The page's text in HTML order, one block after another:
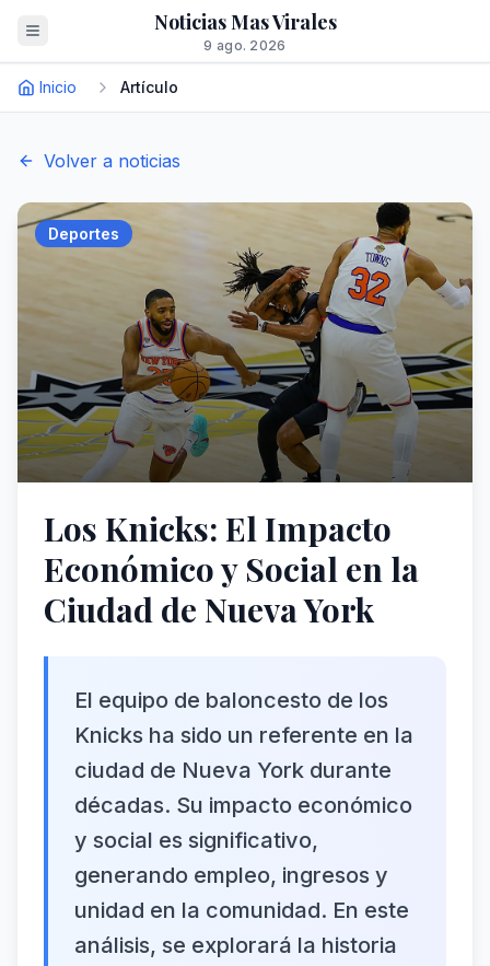
Noticias Mas Virales
9 ago. 2026
Inicio Artículo
Volver a noticias
Deportes
Los Knicks: El Impacto
Económico y Social en la
Ciudad de Nueva York
El equipo de baloncesto de los
Knicks ha sido un referente en la
ciudad de Nueva York durante
décadas. Su impacto económico
y social es significativo,
generando empleo, ingresos y
unidad en la comunidad. En este
análisis, se explorará la historia